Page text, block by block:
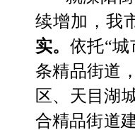
续增加，我
实。 依托“城
条精品街道
区、天目湖
合精品街道